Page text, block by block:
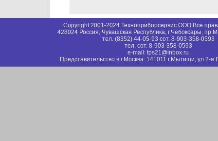
Copyright 2001-2024 Техноприборсервис ООО Все
428024 Россия, Чувашская Республика, г.Чебоксары,
тел. (8352) 44-05-93 сот. 8-903-358-0593
тел. сот. 8-903-358-0593
e-mail: tps21@inbox.ru
Представительство в г.Москва: 141011 г.Мытищи, ул 2-я